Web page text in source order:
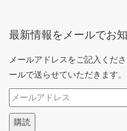
最新情報をメールでお
メールアドレスをご記入くだ
ールで送らせていただきます
メ
ー
ル購読